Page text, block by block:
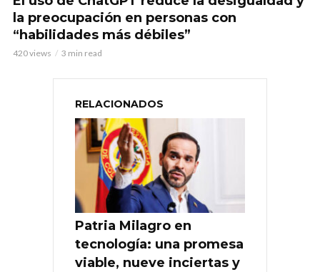
la preocupación en personas con
“habilidades más débiles”
420 views 3 min read
RELACIONADOS
Patria Milagro en
tecnología: una promesa
viable, nueve inciertas y